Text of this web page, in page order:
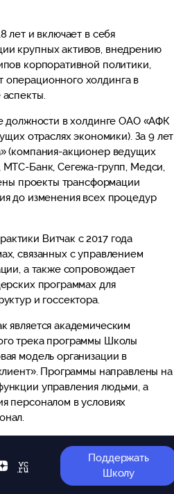
лет и включает в себя
крупных активов, внедрению
корпоративной политики,
холдинга в
должности в холдинге ОАО «АФК
отраслях экономики). За 9 лет
(компания-акционер ведущих
Банк, Сегежа-групп, Медси,
проекты трансформации
до изменения всех процедур
Витчак с 2017 года
связанных с управлением
а также сопровождает
программах для
и госсектора.
является академическим
трека программы Школы
модель организации в
Программы направлены на
управления людьми, а
персоналом в условиях
Поддержать
Школу